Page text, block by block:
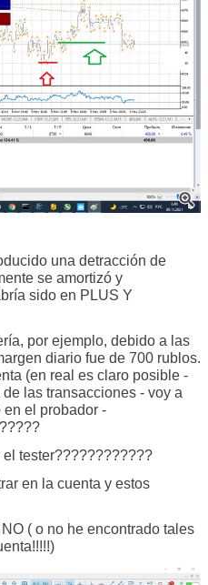
una detracción de
se amortizó y
sido en PLUS Y
por ejemplo, debido a las
diario fue de 700 rublos.
(en real es claro posible -
las transacciones - voy a
en el probador -
tester????????????
en la cuenta y estos
( o no he encontrado tales